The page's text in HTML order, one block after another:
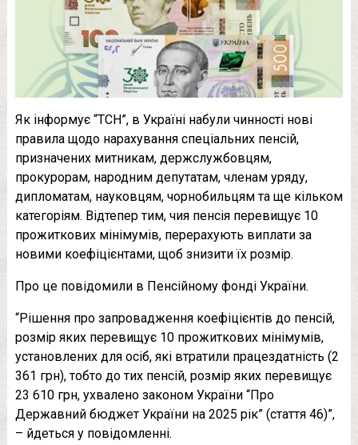
Як інформує “ТСН”, в Україні набули чинності нові
правила щодо нарахування спеціальних пенсій,
призначених митникам, держслужбовцям,
прокурорам, народним депутатам, членам уряду,
дипломатам, науковцям, чорнобильцям та ще кільком
категоріям. Відтепер тим, чия пенсія перевищує 10
прожиткових мінімумів, перерахують виплати за
новими коефіцієнтами, щоб знизити їх розмір.
Про це повідомили в Пенсійному фонді України.
“Рішення про запровадження коефіцієнтів до пенсій,
розмір яких перевищує 10 прожиткових мінімумів,
установлених для осіб, які втратили працездатність (2
361 грн), тобто до тих пенсій, розмір яких перевищує
23 610 грн, ухвалено законом України “Про
Державний бюджет України на 2025 рік” (стаття 46)”,
– йдеться у повідомленні.